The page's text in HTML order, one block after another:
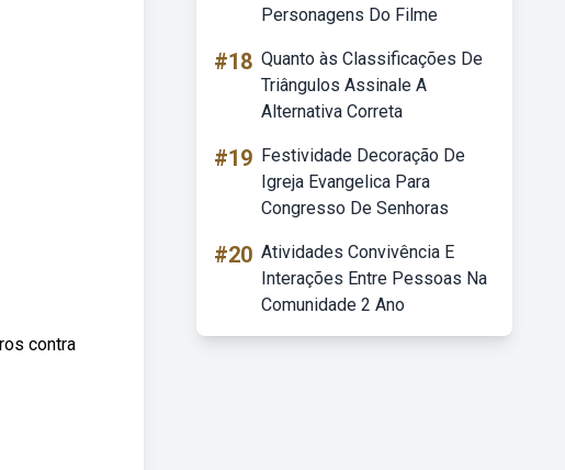
contra
Personagens Do Filme
#18 Quanto às Classificações De
Triângulos Assinale A
Alternativa Correta
#19 Festividade Decoração De
Igreja Evangelica Para
Congresso De Senhoras
#20 Atividades Convivência E
Interações Entre Pessoas Na
Comunidade 2 Ano